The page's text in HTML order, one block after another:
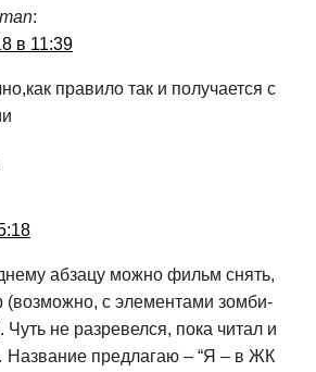
:
в 11:39
правило так и получается с
абзацу можно фильм снять,
(возможно, с элементами зомби-
Чуть не разревелся, пока читал и
Название предлагаю – “Я – в ЖК